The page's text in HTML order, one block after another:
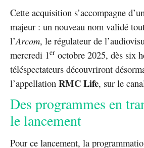
Cette acquisition s’accompagne
majeur : un nouveau nom validé
l’Arcom, le régulateur de
mercredi 1er octobre 2025, dès six
téléspectateurs découvriront
l’appellation RMC Life, sur le
Des programmes en
le lancement
Pour ce lancement, la